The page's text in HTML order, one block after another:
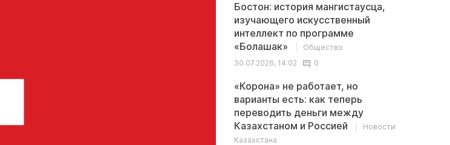
Бостон: история мангистаусца,
изучающего искусственный
интеллект по программе
«Болашак»
Общество
30.07.2026, 14:02
0
«Корона» не работает, но
варианты есть: как теперь
переводить деньги между
Казахстаном и Россией
Новости
Казахстана